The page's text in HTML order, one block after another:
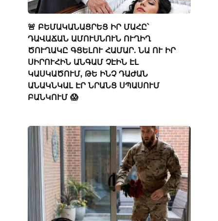
🚨 ԲԵՄԱԿԱՆԱՑՐԵՑ ԻՐ ՄԱՀԸ՝
ԴԱՎԱՃԱՆ ԱՄՈՒՍՆՈՒՆ ՈՒՂԻՂ
ԾՈՒՂԱԿԸ ԳՑԵԼՈՒ ՀԱՄԱՐ. ՆԱ ՈՒ ԻՐ
ՍԻՐՈՒՀԻՆ ԱՆԳԱՄ ՉԷԻՆ ԷԼ
ԿԱՍԿԱԾՈՒՄ, ԹԵ ԻՆՉ ԴԱԺԱՆ
ԱՆԱԿՆԿԱԼ ԷՐ ՆՐԱՆՑ ՍՊԱՍՈՒՄ
ԲԱՆԿՈՒՄ 😱